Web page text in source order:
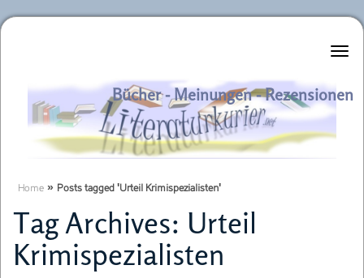
Literaturkurier.net
Bücher - Meinungen - Rezensionen
Home » Posts tagged 'Urteil Krimispezialisten'
Tag Archives: Urteil
Krimispezialisten